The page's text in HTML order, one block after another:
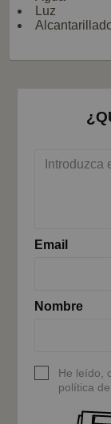
Luz
Email
Nombre
He leído,
política